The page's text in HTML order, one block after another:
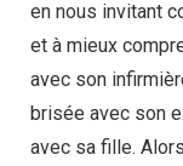
en nous invitant
et à mieux
avec son
brisée avec son
avec sa fille.